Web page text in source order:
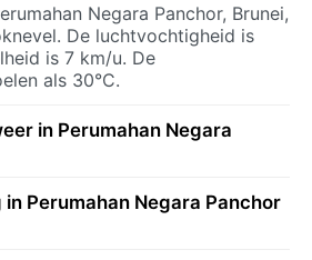
Negara Panchor, Brunei,
De luchtvochtigheid is
is 7 km/u. De
als 30°C.
in Perumahan Negara
Perumahan Negara Panchor